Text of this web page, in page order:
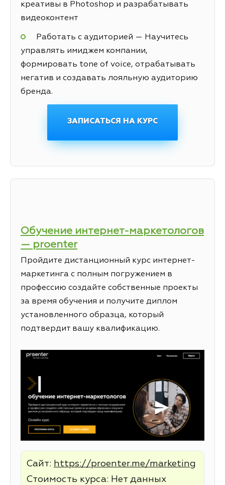
креативы в Photoshop и разрабатывать
видеоконтент
Работать с аудиторией — Научитесь
управлять имиджем компании,
формировать tone of voice, отрабатывать
негатив и создавать лояльную аудиторию
бренда.
ЗАПИСАТЬСЯ НА КУРС
Обучение интернет-маркетологов
— proenter
Пройдите дистанционный курс интернет-
маркетинга с полным погружением в
профессию создайте собственные проекты
за время обучения и получите диплом
установленного образца, который
подтвердит вашу квалификацию.
Сайт: https://proenter.me/marketing
Стоимость курса: Нет данных